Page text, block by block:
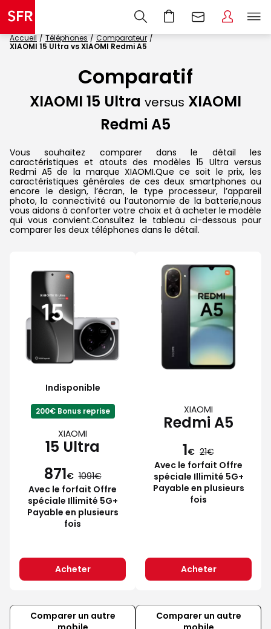
Accueil Téléphones
Comparateur
XIAOMI 15 Ultra vs XIAOMI Redmi A5
Comparatif
XIAOMI 15 Ultra versus XIAOMI
Redmi A5
Vous souhaitez comparer dans le détail les
caractéristiques et atouts des modèles 15 Ultra versus
Redmi A5 de la marque XIAOMI.Que ce soit le prix, les
caractéristiques générales de ces deux smartphones ou
encore le design, l’écran, le type processeur, l’appareil
photo, la connectivité ou l’autonomie de la batterie,nous
vous aidons à conforter votre choix et à acheter le modèle
qui vous convient.Consultez le tableau ci-dessous pour
comparer les deux téléphones dans le détail.
Indisponible
200€ Bonus reprise
XIAOMI
15 Ultra
871€ 1091
Avec le forfait Offre
spéciale Illimité 5G+
Payable en plusieurs
fois
Acheter
XIAOMI
Redmi A5
1€ 21
Avec le forfait Offre
spéciale Illimité 5G+
Payable en plusieurs
fois
Acheter
Comparer un autre
Comparer un autre